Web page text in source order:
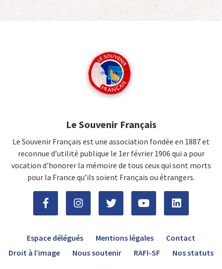
Le Souvenir Français
Le Souvenir Français est une association fondée en 1887 et
reconnue d’utilité publique le 1er février 1906 qui a pour
vocation d'honorer la mémoire de tous ceux qui sont morts
pour la France qu’ils soient Français ou étrangers.
Espace délégués Mentions légales
Contact
Droit à l’image
Nous soutenir RAFI-SF Nos statuts